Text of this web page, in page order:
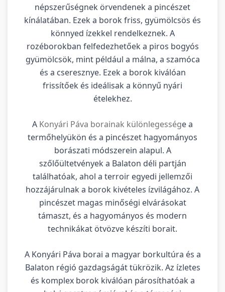
népszerűségnek örvendenek a pincészet
kínálatában. Ezek a borok friss, gyümölcsös és
könnyed ízekkel rendelkeznek. A
rozéborokban felfedezhetőek a piros bogyós
gyümölcsök, mint például a málna, a szamóca
és a cseresznye. Ezek a borok kiválóan
frissítőek és ideálisak a könnyű nyári
ételekhez.
A Konyári Páva borainak különlegessége a
termőhelyükön és a pincészet hagyományos
borászati módszerein alapul. A
szőlőültetvények a Balaton déli partján
találhatóak, ahol a terroir egyedi jellemzői
hozzájárulnak a borok kivételes ízvilágához. A
pincészet magas minőségi elvárásokat
támaszt, és a hagyományos és modern
technikákat ötvözve készíti borait.
A Konyári Páva borai a magyar borkultúra és a
Balaton régió gazdagságát tükrözik. Az ízletes
és komplex borok kiválóan párosíthatóak a